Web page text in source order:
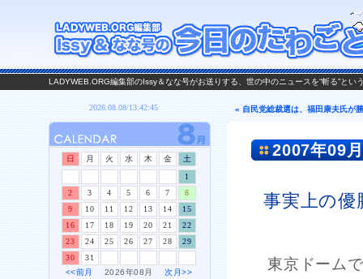
LADYWEB.ORG編集部のIssy＆なな号がお送りする、世の中のニュースを“斬る”と
« 自民党総裁選は、福田康夫氏が
2007年09
事実上の
東京ドーム
日 月 火 水 木 金
土
1
2
3 4 5 6 7
8
9
10 11 12 13 14
15
16
17 18 19 20 21
22
23
24 25 26 27 28
29
30
31
<<前月
2026年08月次月>>